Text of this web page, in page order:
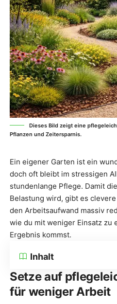
Dieses Bild zeigt eine
Pflanzen und Zeitersparnis.
Ein eigener Garten ist ein
doch oft bleibt im stressigen
stundenlange Pflege. Damit
Belastung wird, gibt es
den Arbeitsaufwand massiv
wie du mit weniger Einsatz zu
Ergebnis kommst.
Inhalt
Setze auf
für weniger Arbeit